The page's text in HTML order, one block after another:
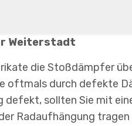
Weiterstadt
die Stoßdämpfer
oftmals durch defekte
defekt, sollten Sie mit
Radaufhängung tragen